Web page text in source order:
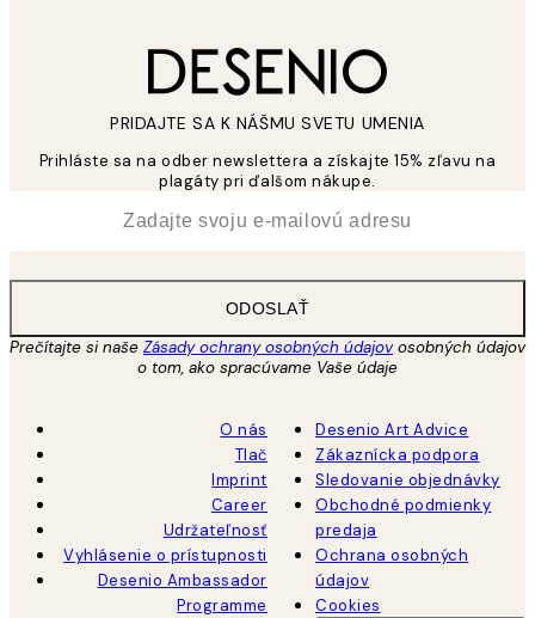
PRIDAJTE SA K NÁŠMU SVETU UMENIA
Prihláste sa na odber newslettera a získajte 15% zľavu na
plagáty pri ďalšom nákupe.
ODOSLAŤ
Prečítajte si naše Zásady ochrany osobných údajovosobných údajov
o tom, ako spracúvame Vaše údaje
O nás
Tlač
Imprint
Career
Udržateľnosť
Vyhlásenie o prístupnosti
Desenio Ambassador
Programme
Desenio Art Advice
Zákaznícka podpora
Sledovanie objednávky
Obchodné podmienky
predaja
Ochrana osobných
údajov
Cookies